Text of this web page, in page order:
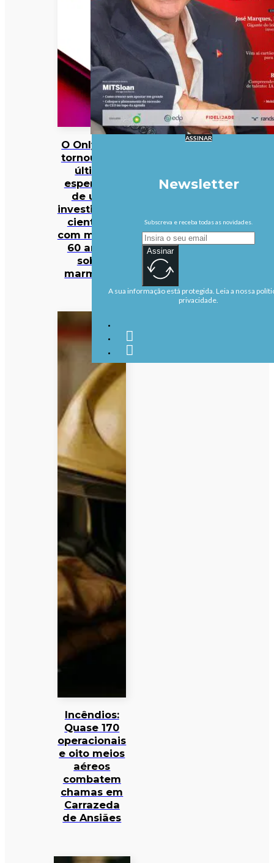
O OnlyFans
tornou-se a
última
esperança
de uma
investigação
científica
com mais de
60 anos…
sobre
marmotas
Incêndios:
Quase 170
operacionais
e oito meios
aéreos
combatem
chamas em
Carrazeda
de Ansiães
ASSINAR
Newsletter
Subscreva e receba todas as novidades.
Assinar
A sua informação está protegida. Leia a nossa
privacidade.